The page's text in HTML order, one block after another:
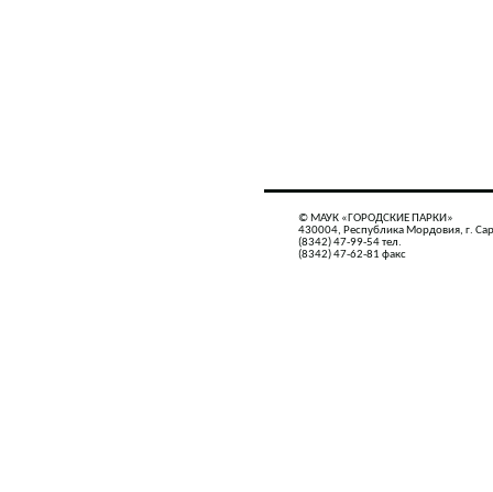
© МАУК «ГОРОДСКИЕ ПАРКИ»
430004, Республика Мордовия, г.
(8342) 47-99-54 тел.
(8342) 47-62-81 факс